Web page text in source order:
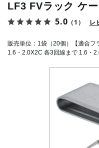
LF3 FVラック ケ
5.0 （1） レ
販売単位：1袋（20個）【適合
1.6・2.0X2C 各3回線まで 1.6・